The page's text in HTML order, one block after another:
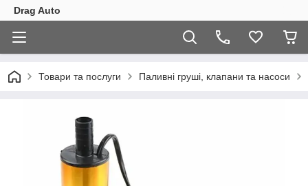
Drag Auto
Товари та послуги Паливні груші, клапани та насоси